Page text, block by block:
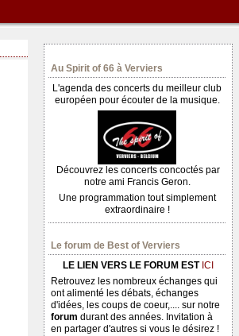
Au Spirit of 66 à Verviers
L'agenda des concerts du meilleur club
européen pour écouter de la musique.
Découvrez les concerts concoctés par
notre ami Francis Geron.
Une programmation tout simplement
extraordinaire !
Le forum de Best of Verviers
LE LIEN VERS LE FORUM EST ICI
Retrouvez les nombreux échanges qui
ont alimenté les débats, échanges
d'idées, les coups de coeur,.... sur notre
forum durant des années. Invitation à
en partager d'autres si vous le désirez !